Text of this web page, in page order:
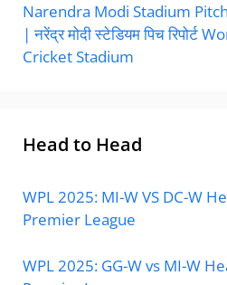
Narendra Modi Stadium
| नरेंद्र मोदी स्टेडियम पिच रिपोर्ट
Cricket Stadium
Head to Head
WPL 2025: MI-W VS DC-W
Premier League
WPL 2025: GG-W vs MI-W